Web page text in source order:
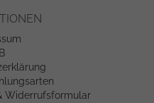
Widerrufsformular